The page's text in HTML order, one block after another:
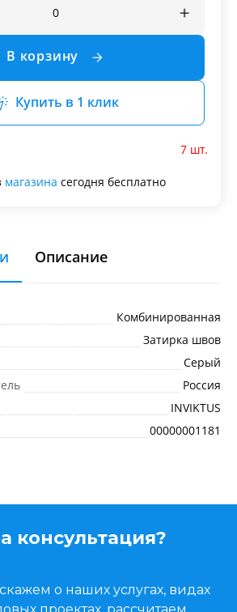
В корзину
Купить в 1 клик
7 шт.
магазина сегодня бесплатно
Описание
Комбинированная
Затирка швов
Серый
Россия
INVIKTUS
00000001181
консультация?
о наших услугах, видах
проектах, рассчитаем